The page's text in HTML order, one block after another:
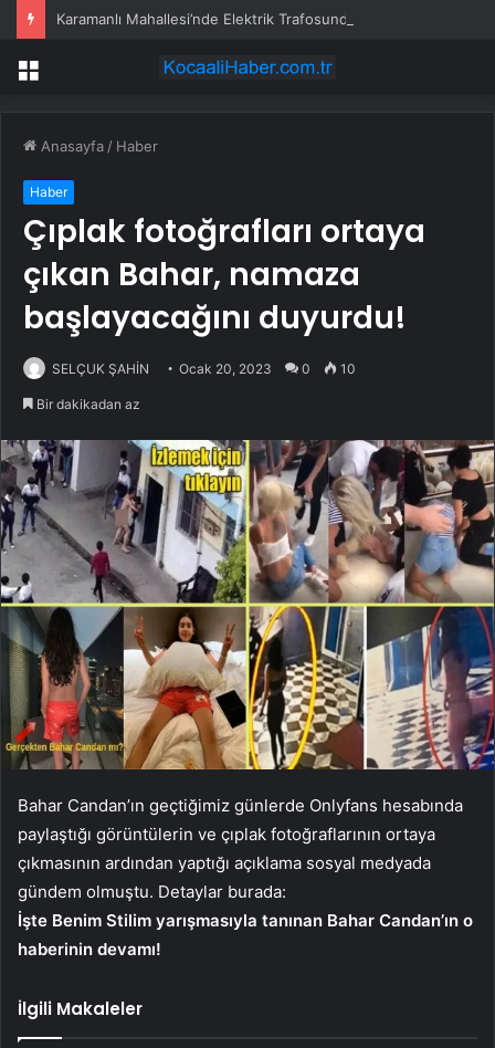
Menü
Anasayfa / Haber
Haber
Çıplak fotoğrafları ortaya
çıkan Bahar, namaza
başlayacağını duyurdu!
SELÇUK ŞAHİN Ocak 20, 2023 0 10
Bir dakikadan az
Bahar Candan’ın geçtiğimiz günlerde Onlyfans hesabında
paylaştığı görüntülerin ve çıplak fotoğraflarının ortaya
çıkmasının ardından yaptığı açıklama sosyal medyada
gündem olmuştu. Detaylar burada:
İşte Benim Stilim yarışmasıyla tanınan Bahar Candan’ın o
haberinin devamı!
İlgili Makaleler